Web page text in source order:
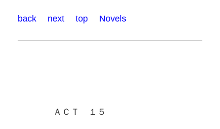
back next top Novels
ＡＣＴ １５